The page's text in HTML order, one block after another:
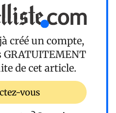
créé un compte,
GRATUITEMENT
de cet article.
vous